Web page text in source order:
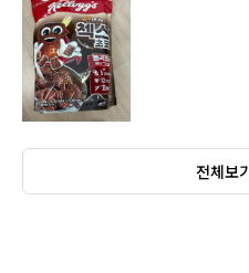
전체보